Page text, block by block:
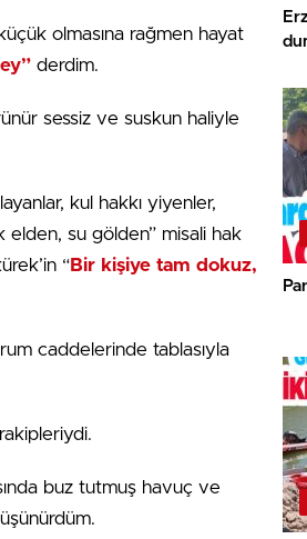
olmasına rağmen hayat
derdim.
sessiz ve suskun haliyle
kul hakkı yiyenler,
elden, su gölden” misali hak
“Bir kişiye tam dokuz,
caddelerinde tablasıyla
buz tutmuş havuç ve